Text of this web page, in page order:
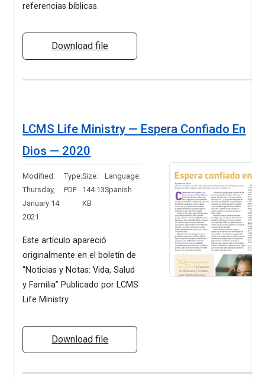
referencias bíblicas.
Download file
LCMS Life Ministry — Espera Confiado En
Dios — 2020
Modified:
Thursday,
January 14
2021
Type:
PDF
Size:
144.13
KB
Language:
Spanish
Este artículo apareció
originalmente en el boletín de
“Noticias y Notas: Vida, Salud
y Familia” Publicado por LCMS
Life Ministry.
Download file